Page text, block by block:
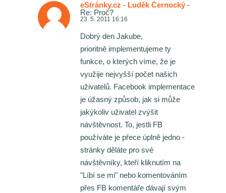
eStránky.cz - Luděk Černocký -
Re: Proč?
23. 5. 2011 16:16
Dobrý den Jakube,
prioritně implementujeme ty
funkce, o kterých víme, že je
využije nejvyšší počet našich
uživatelů. Facebook implementace
je úžasný způsob, jak si může
jakýkoliv uživatel zvýšit
návštěvnost. To, jestli FB
používáte je přece úplně jedno -
stránky děláte pro své
návštěvníky, kteří kliknutím na
"Líbí se mi" nebo komentováním
přes FB komentáře dávají svým